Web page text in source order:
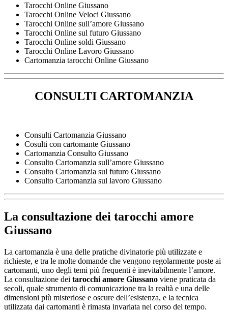
Tarocchi Online Giussano
Tarocchi Online Veloci Giussano
Tarocchi Online sull’amore Giussano
Tarocchi Online sul futuro Giussano
Tarocchi Online soldi Giussano
Tarocchi Online Lavoro Giussano
Cartomanzia tarocchi Online Giussano
CONSULTI CARTOMANZIA
Consulti Cartomanzia Giussano
Cosulti con cartomante Giussano
Cartomanzia Consulto Giussano
Consulto Cartomanzia sull’amore Giussano
Consulto Cartomanzia sul futuro Giussano
Consulto Cartomanzia sul lavoro Giussano
La consultazione dei tarocchi amore
Giussano
La cartomanzia è una delle pratiche divinatorie più utilizzate e
richieste, e tra le molte domande che vengono regolarmente poste ai
cartomanti, uno degli temi più frequenti è inevitabilmente l’amore.
La consultazione dei tarocchi amore Giussano viene praticata da
secoli, quale strumento di comunicazione tra la realtà e una delle
dimensioni più misteriose e oscure dell’esistenza, e la tecnica
utilizzata dai cartomanti è rimasta invariata nel corso del tempo.